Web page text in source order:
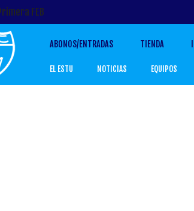
ABONOS/ENTRADAS TIENDA
EL ESTU NOTICIAS EQUIPOS